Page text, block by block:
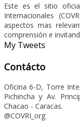
Este es el sitio
Internacionales
aspectos mas
comprensión e
My Tweets
Contácto
Oficina 6-D, Torre
Pichincha y Av.
Chacao - Caracas.
@COVRI_org